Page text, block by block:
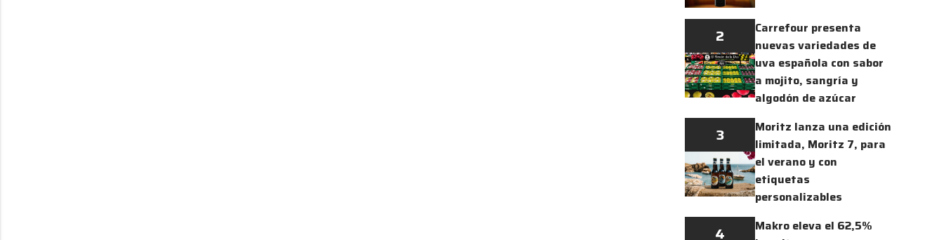
2
Carrefour presenta
nuevas variedades de
uva española con sabor
a mojito, sangría y
algodón de azúcar
3
Moritz lanza una edición
limitada, Moritz 7, para
el verano y con
etiquetas
personalizables
4
Makro eleva el 62,5%